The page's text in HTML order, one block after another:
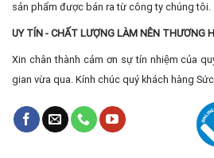
sản phẩm được bán ra từ công ty chúng tôi.
UY TÍN - CHẤT LƯỢNG LÀM NÊN THƯƠNG
Xin chân thành cảm ơn sự tín nhiệm của
gian vừa qua. Kính chúc quý khách hàng